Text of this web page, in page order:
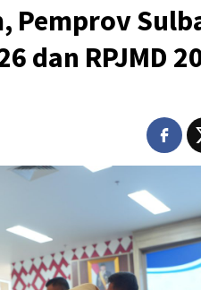
Pemprov
dan RPJMD